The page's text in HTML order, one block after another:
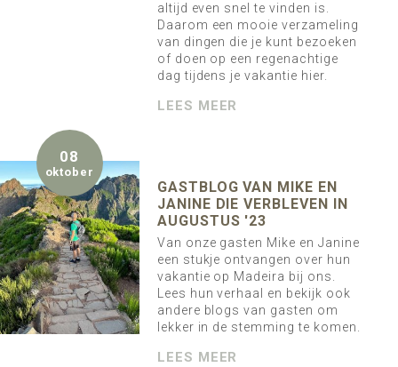
altijd even snel te vinden is.
Daarom een mooie verzameling
van dingen die je kunt bezoeken
of doen op een regenachtige
dag tijdens je vakantie hier.
LEES MEER
08
oktober
GASTBLOG VAN MIKE EN
JANINE DIE VERBLEVEN IN
AUGUSTUS '23
Van onze gasten Mike en Janine
een stukje ontvangen over hun
vakantie op Madeira bij ons.
Lees hun verhaal en bekijk ook
andere blogs van gasten om
lekker in de stemming te komen.
LEES MEER